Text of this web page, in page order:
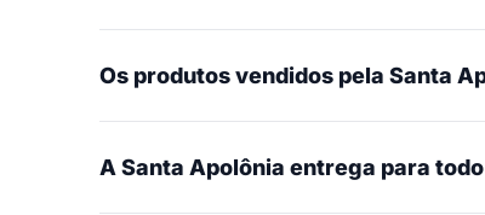
Os produtos vendidos pela Santa
A Santa Apolônia entrega para